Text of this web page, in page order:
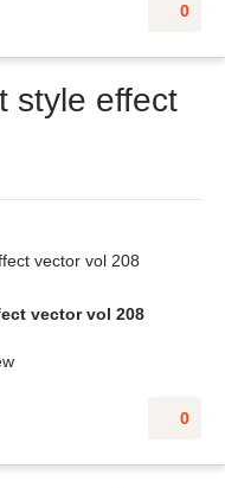
0
style effect
vector vol 208
0